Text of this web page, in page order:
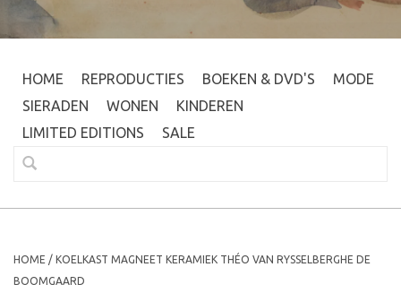
HOME REPRODUCTIES BOEKEN & DVD'S
MODE
SIERADEN
WONEN
KINDEREN
LIMITED EDITIONS
SALE
HOME / KOELKAST MAGNEET KERAMIEK THÉO VAN RYSSELBERGHE DE
BOOMGAARD